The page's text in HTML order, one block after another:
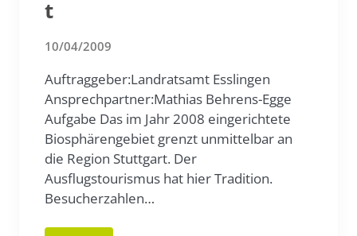
t
10/04/2009
Auftraggeber:Landratsamt Esslingen
Ansprechpartner:Mathias Behrens-Egge
Aufgabe Das im Jahr 2008 eingerichtete
Biosphärengebiet grenzt unmittelbar an
die Region Stuttgart. Der
Ausflugstourismus hat hier Tradition.
Besucherzahlen…